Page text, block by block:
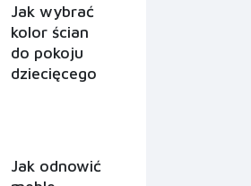
Jak wybrać
kolor ścian
do pokoju
dziecięcego
Jak odnowić